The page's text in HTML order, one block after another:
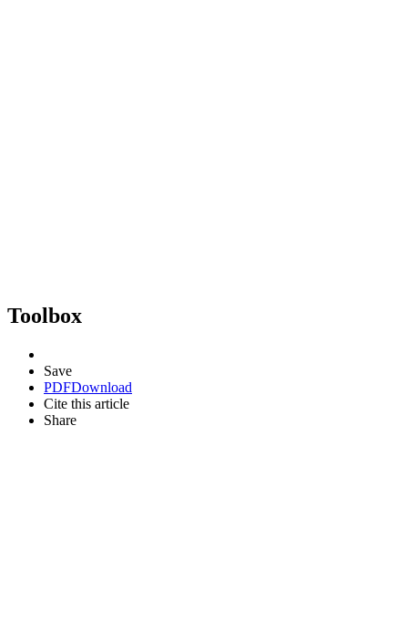
Toolbox
Save
PDFDownload
Cite this article
Share